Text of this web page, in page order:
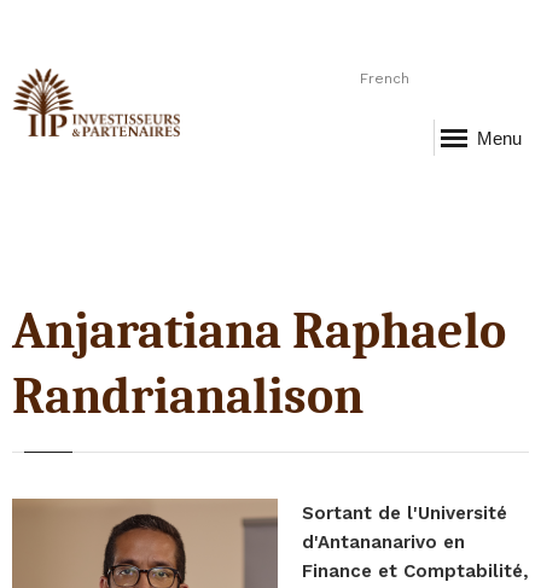
French
Menu
Anjaratiana Raphaelo
Randrianalison
Sortant de l'Université
d'Antananarivo en
Finance et Comptabilité,